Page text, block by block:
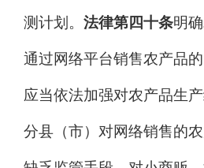
测计划。 法律第四十条明确
通过网络平台销售农产品
应当依法加强对农产品生产
分县（市）对网络销售的